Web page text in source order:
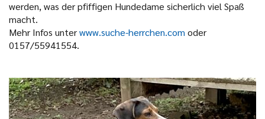
werden, was der pfiffigen Hundedame sicherlich viel Spaß
macht.
Mehr Infos unterwww.suche-herrchen.com oder
0157/55941554.